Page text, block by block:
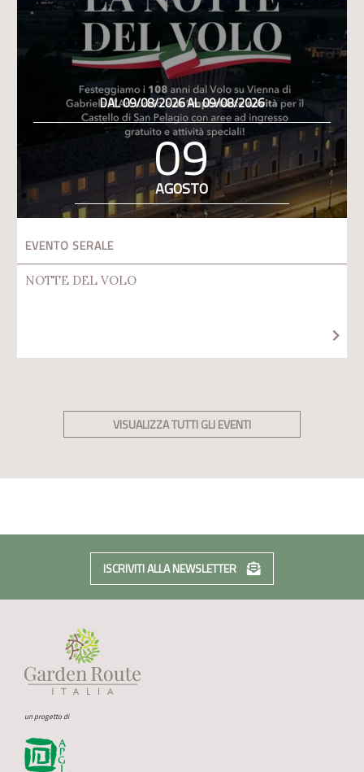
DAL 09/08/2026 AL 09/08/2026
09
AGOSTO
EVENTO SERALE
NOTTE DEL VOLO
VISUALIZZA TUTTI GLI EVENTI
ISCRIVITI ALLA NEWSLETTER
un progetto di